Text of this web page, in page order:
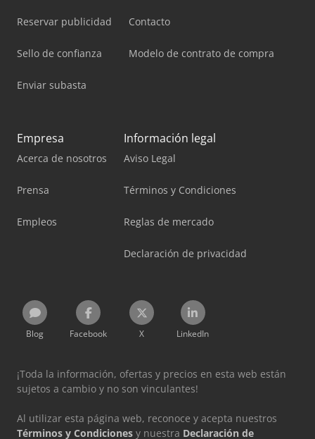
Reservar publicidad
Sello de confianza
Enviar subasta
Contacto
Modelo de contrato de compra
Empresa
Acerca de nosotros
Prensa
Empleos
Información legal
Aviso Legal
Términos y Condiciones
Reglas de mercado
Declaración de privacidad
Blog Facebook X LinkedIn
¡Toda la información, ofertas y precios en esta web están
sujetos a cambio y no son vinculantes!
Al utilizar esta página web, reconoce y acepta nuestros
Términos y Condiciones y nuestra Declaración de